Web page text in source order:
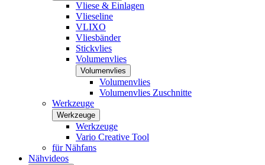
Vliese & Einlagen
Vlieseline
VLIXO
Vliesbänder
Stickvlies
Volumenvlies
Volumenvlies
Volumenvlies
Volumenvlies Zuschnitte
Werkzeuge
Werkzeuge
Werkzeuge
Vario Creative Tool
für Nähfans
Nähvideos